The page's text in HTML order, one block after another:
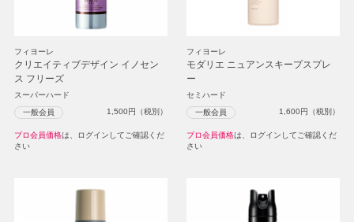
フィヨーレ
クリエイティブデザイン イノセン
ス フリーズ
スーパーハード
一般会員 1,500円（税別）
プロ会員価格は、ログインしてご確認くだ
さい
フィヨーレ
モダリエ ニュアンスキープスプレ
ー
セミハード
一般会員 1,600円（税別）
プロ会員価格は、ログインしてご確認くだ
さい